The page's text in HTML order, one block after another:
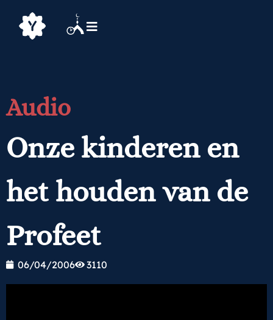
Audio
Onze kinderen en
het houden van de
Profeet
06/04/2006 3110